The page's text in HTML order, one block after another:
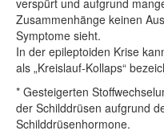
verspürt und aufgrund
Zusammenhänge keinen
Symptome sieht.
In der epileptoiden Krise
als „Kreislauf-Kollaps“
* Gesteigerten
der Schilddrüsen aufgrund
Schilddrüsenhormone.